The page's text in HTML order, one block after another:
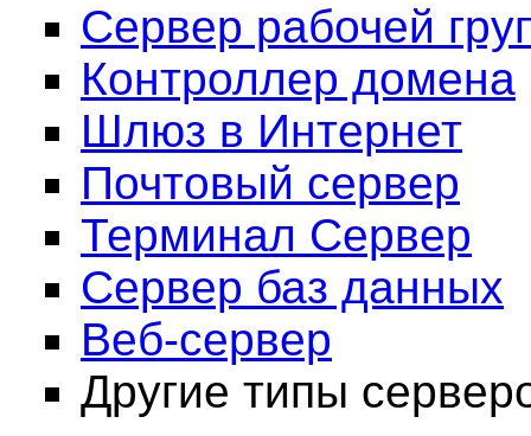
Сервер рабочей
Контроллер домена
Шлюз в Интернет
Почтовый сервер
Терминал Сервер
Сервер баз данных
Веб-сервер
Другие типы